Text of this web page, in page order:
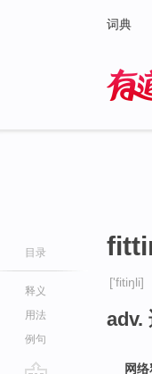
词典
目录
释义
用法
例句
['fitiŋli]
adv.
网络